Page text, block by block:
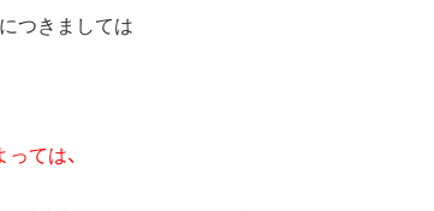
つきましては
ては、